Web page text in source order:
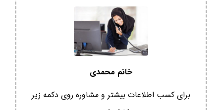
خانم محمدی
برای کسب اطلاعات بیشتر و مشاوره روی دکمه زیر